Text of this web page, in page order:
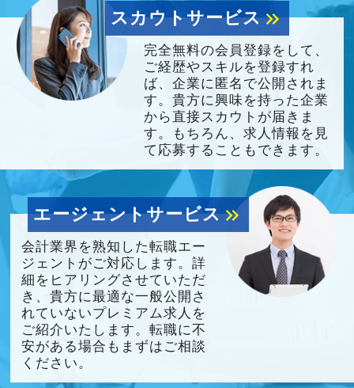
スカウトサービスkeyboard_double_arrow_right
完全無料の会員登録をして、
ご経歴やスキルを登録すれ
ば、企業に匿名で公開されま
す。貴方に興味を持った企業
から直接スカウトが届きま
す。もちろん、求人情報を見
て応募することもできます。
エージェントサービスkeyboard_double_arrow_right
会計業界を熟知した転職エー
ジェントがご対応します。詳
細をヒアリングさせていただ
き、貴方に最適な一般公開さ
れていないプレミアム求人を
ご紹介いたします。転職に不
安がある場合もまずはご相談
ください。